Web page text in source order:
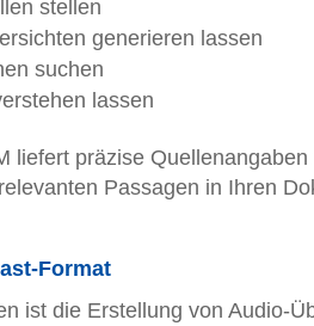
stellen
generieren lassen
suchen
lassen
liefert präzise
Passagen in Ihren
Format
ist die Erstellung von Audio-